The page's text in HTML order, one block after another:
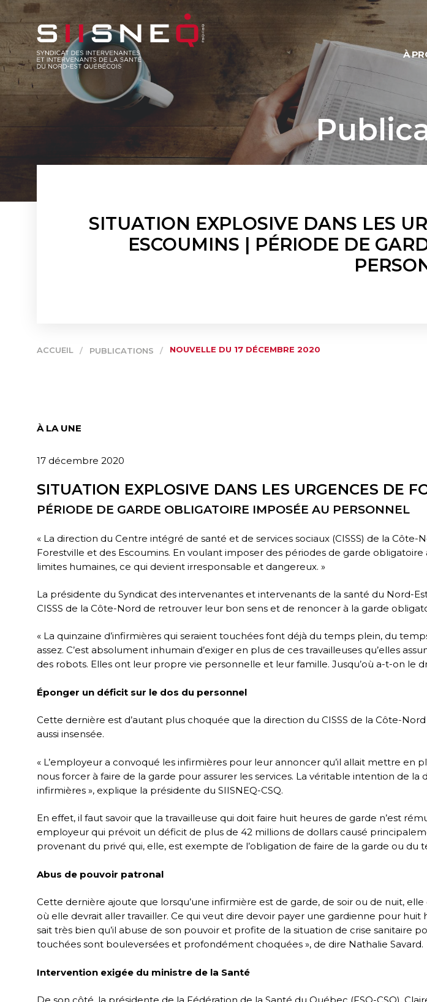
À
SITUATION EXPLOSIVE DANS LES
ESCOUMINS | PÉRIODE DE
ACCUEIL / PUBLICATIONS / NOUVELLE DU 17 DÉCEMBRE 2020
À LA UNE
17 décembre 2020
SITUATION EXPLOSIVE DANS LES URGENCES DE
PÉRIODE DE GARDE OBLIGATOIRE IMPOSÉE AU PERSONNEL
« La direction du Centre intégré de santé et de services sociaux (CISSS) de la
Forestville et des Escoumins. En voulant imposer des périodes de garde
limites humaines, ce qui devient irresponsable et dangereux. »
La présidente du Syndicat des intervenantes et intervenants de la santé du Nord-
CISSS de la Côte-Nord de retrouver leur bon sens et de renoncer à la garde
« La quinzaine d’infirmières qui seraient touchées font déjà du temps plein, du
assez. C’est absolument inhumain d’exiger en plus de ces travailleuses qu’elles
des robots. Elles ont leur propre vie personnelle et leur famille. Jusqu’où a-t-on le
Éponger un déficit sur le dos du personnel
Cette dernière est d’autant plus choquée que la direction du CISSS de la Côte-
aussi insensée.
« L’employeur a convoqué les infirmières pour leur annoncer qu’il allait mettre
nous forcer à faire de la garde pour assurer les services. La véritable intention de
infirmières », explique la présidente du SIISNEQ-CSQ.
En effet, il faut savoir que la travailleuse qui doit faire huit heures de garde n’est
employeur qui prévoit un déficit de plus de 42 millions de dollars causé
provenant du privé qui, elle, est exempte de l’obligation de faire de la garde ou du
Abus de pouvoir patronal
Cette dernière ajoute que lorsqu’une infirmière est de garde, de soir ou de nuit,
où elle devrait aller travailler. Ce qui veut dire devoir payer une gardienne pour huit
sait très bien qu’il abuse de son pouvoir et profite de la situation de crise sanitaire
touchées sont bouleversées et profondément choquées », de dire Nathalie Savard.
Intervention exigée du ministre de la Santé